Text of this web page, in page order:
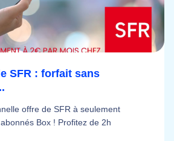
SFR : forfait sans
offre de SFR à seulement
Box ! Profitez de 2h